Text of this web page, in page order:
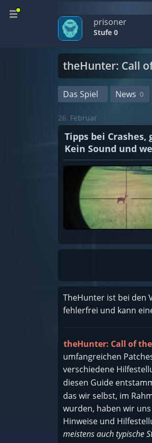
prisoner
Stufe 0
theHunter: Call
Das Spiel News 0
26. Februar
Tipps bei
Kein Sound und
TheHunter ist bei den
fehlerfrei und kann
theHunter: Call of
umfangreichen
verschiedene
diesen Guide
das wir selbst, im
wurden, haben wir
Hinweise und
meistens auch typische